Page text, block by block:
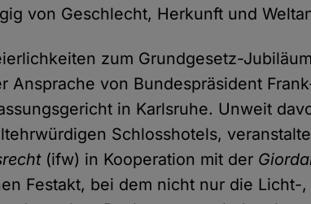
von Geschlecht, Herkunft und
zum Grundgesetz-
Ansprache von Bundespräsident
in Karlsruhe. Unweit
Schlosshotels,
(ifw) in Kooperation mit der
Festakt, bei dem nicht nur die Licht-